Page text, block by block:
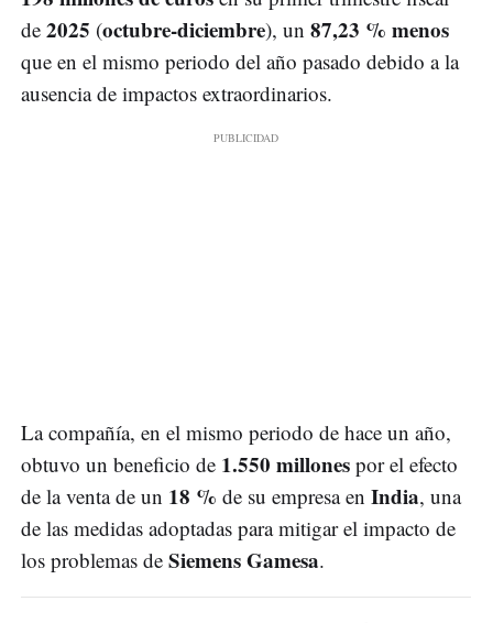
de 2025 (octubre-diciembre), un 87,23 % menos
que en el mismo periodo del año pasado debido a la
ausencia de impactos extraordinarios.
La compañía, en el mismo periodo de hace un año,
obtuvo un beneficio de 1.550 millones por el efecto
de la venta de un 18 % de su empresa en India, una
de las medidas adoptadas para mitigar el impacto de
los problemas de Siemens Gamesa.